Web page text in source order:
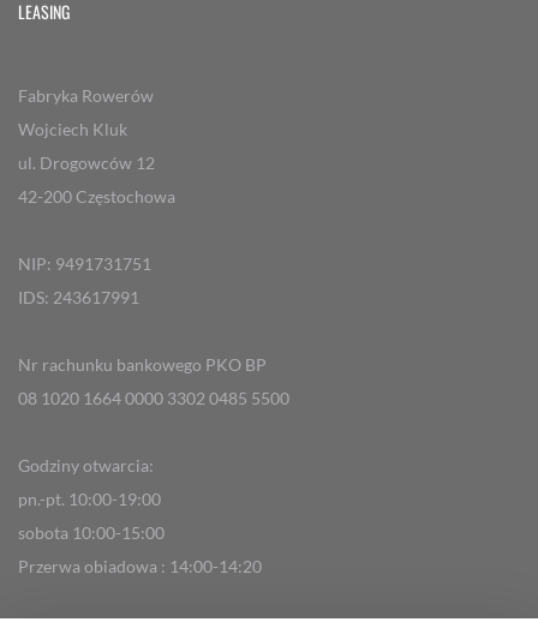
LEASING
Fabryka Rowerów
Wojciech Kluk
ul. Drogowców 12
42-200 Częstochowa
NIP: 9491731751
IDS: 243617991
Nr rachunku bankowego PKO BP
08 1020 1664 0000 3302 0485 5500
Godziny otwarcia:
pn.-pt. 10:00-19:00
sobota 10:00-15:00
Przerwa obiadowa : 14:00-14:20